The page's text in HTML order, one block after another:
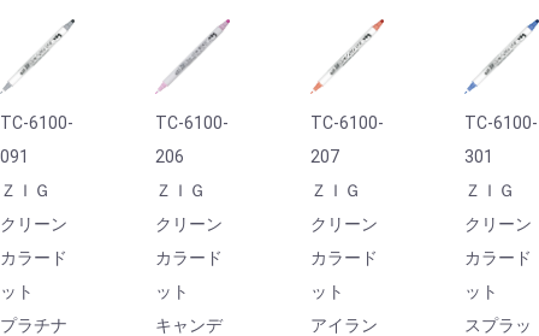
TC-6100-
091
ＺＩＧ
クリーン
カラード
ット
プラチナ
TC-6100-
206
ＺＩＧ
クリーン
カラード
ット
キャンデ
TC-6100-
207
ＺＩＧ
クリーン
カラード
ット
アイラン
TC-6100-
301
ＺＩＧ
クリーン
カラード
ット
スプラッ